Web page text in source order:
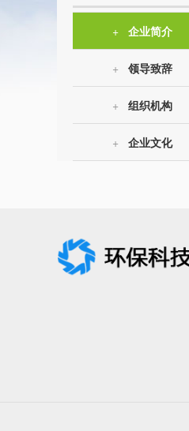
+ 企业简介
+ 领导致辞
+ 组织机构
+ 企业文化